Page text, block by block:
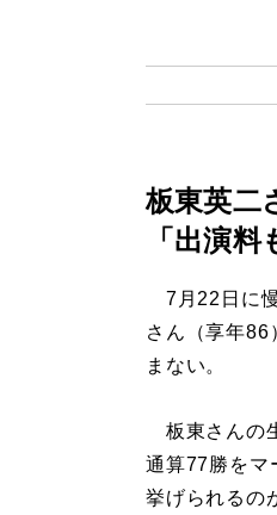
板東英二
「出演
7月22日に
さん（享年86
まない。
板東さんの
通算77勝をマ
挙げられるの